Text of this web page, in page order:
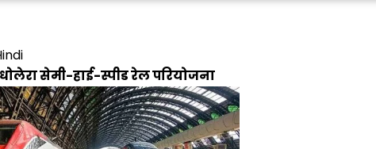
सेमी-हाई-स्पीड रेल परियोजना